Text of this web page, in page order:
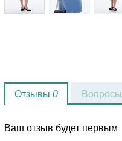
Отзывы 0
Ваш отзыв будет первым
Вопросы